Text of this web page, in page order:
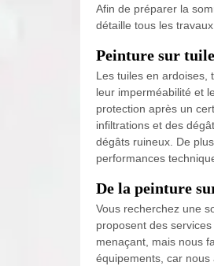
Afin de préparer la
détaille tous les
Peinture sur
Les tuiles en ardoises,
leur imperméabilité et
protection après un
infiltrations et des
dégâts ruineux. De
performances
De la peinture
Vous recherchez une
proposent des
menaçant, mais nous
équipements, car nous